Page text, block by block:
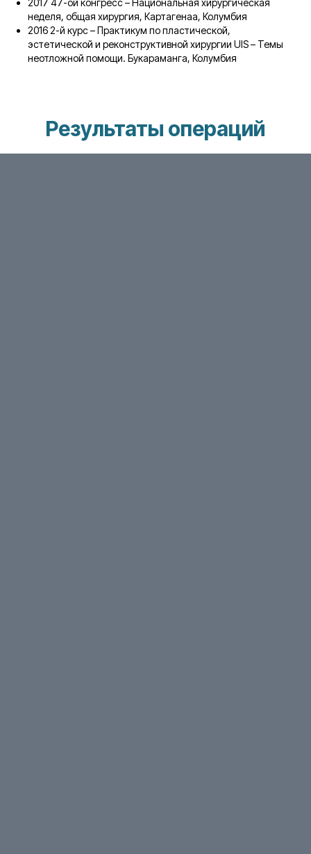
2017 47-ой конгресс – Национальная хирургическая
неделя, общая хирургия, Картагенаа, Колумбия
2016 2-й курс – Практикум по пластической,
эстетической и реконструктивной хирургии UIS – Темы
неотложной помощи. Букараманга, Колумбия
Результаты операций